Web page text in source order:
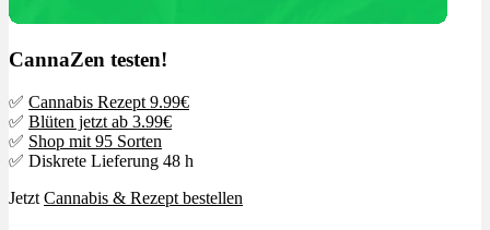
CannaZen testen!
✅ Cannabis Rezept 9.99€
✅ Blüten jetzt ab 3.99€
✅ Shop mit 95 Sorten
✅ Diskrete Lieferung 48 h
Jetzt Cannabis & Rezept bestellen